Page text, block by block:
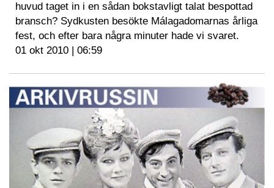
huvud taget in i en sådan bokstavligt talat bespottad
bransch? Sydkusten besökte Málagadomarnas årliga
fest, och efter bara några minuter hade vi svaret.
01 okt 2010 | 06:59